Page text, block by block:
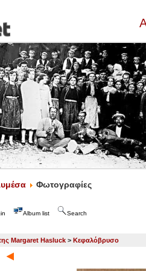
Φωτογραφίες
Album list Search
Margaret Hasluck > Κεφαλόβρυσο